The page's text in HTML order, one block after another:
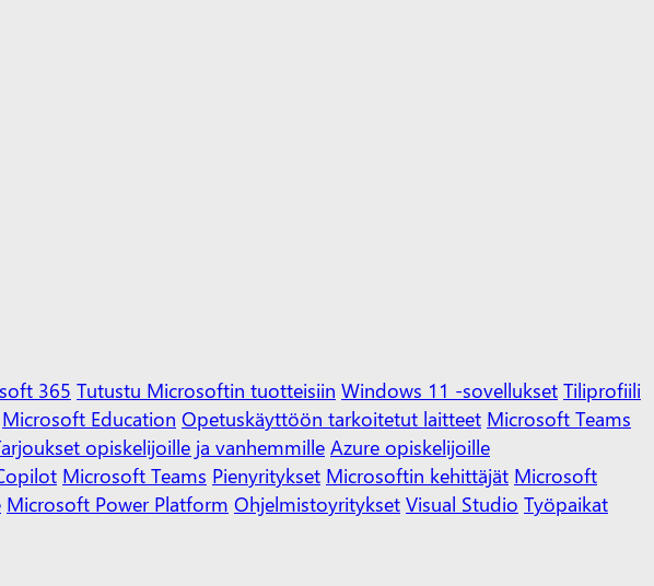
365 Tutustu Microsoftin tuotteisiin Windows 11 -sovellukset Tiliprofiili
Microsoft Education Opetuskäyttöön tarkoitetut laitteet Microsoft Teams
opiskelijoille ja vanhemmille Azure opiskelijoille
Microsoft Teams Pienyritykset Microsoftin kehittäjät Microsoft
Microsoft Power Platform Ohjelmistoyritykset Visual Studio Työpaikat